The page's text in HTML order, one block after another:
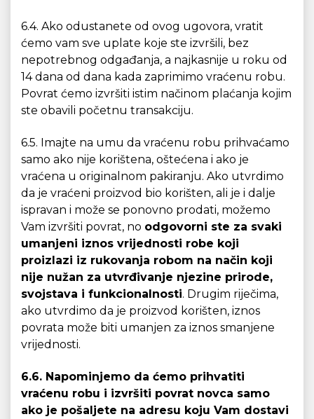
6.4. Ako odustanete od ovog ugovora, vratit
ćemo vam sve uplate koje ste izvršili, bez
nepotrebnog odgađanja, a najkasnije u roku od
14 dana od dana kada zaprimimo vraćenu robu.
Povrat ćemo izvršiti istim načinom plaćanja kojim
ste obavili početnu transakciju.
6.5. Imajte na umu da vraćenu robu prihvaćamo
samo ako nije korištena, oštećena i ako je
vraćena u originalnom pakiranju. Ako utvrdimo
da je vraćeni proizvod bio korišten, ali je i dalje
ispravan i može se ponovno prodati, možemo
Vam izvršiti povrat, no odgovorni ste za svaki
umanjeni iznos vrijednosti robe koji
proizlazi iz rukovanja robom na način koji
nije nužan za utvrđivanje njezine prirode,
svojstava i funkcionalnosti. Drugim riječima,
ako utvrdimo da je proizvod korišten, iznos
povrata može biti umanjen za iznos smanjene
vrijednosti.
6.6. Napominjemo da ćemo prihvatiti
vraćenu robu i izvršiti povrat novca samo
ako je pošaljete na adresu koju Vam dostavi